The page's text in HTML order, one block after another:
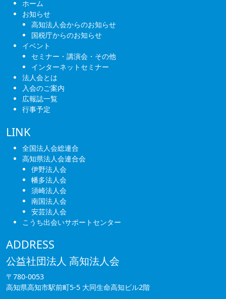
ー
ョ
ホーム
お知らせ
高知法人会からのお知らせ
国税庁からのお知らせ
イベント
セミナー・講演会・その他
インターネットセミナー
法人会とは
入会のご案内
広報誌一覧
行事予定
LINK
全国法人会総連合
高知県法人会連合会
伊野法人会
幡多法人会
須崎法人会
南国法人会
安芸法人会
こうち出会いサポートセンター
ADDRESS
公益社団法人 高知法人会
〒780-0053
高知県高知市駅前町5-5 大同生命高知ビル2階